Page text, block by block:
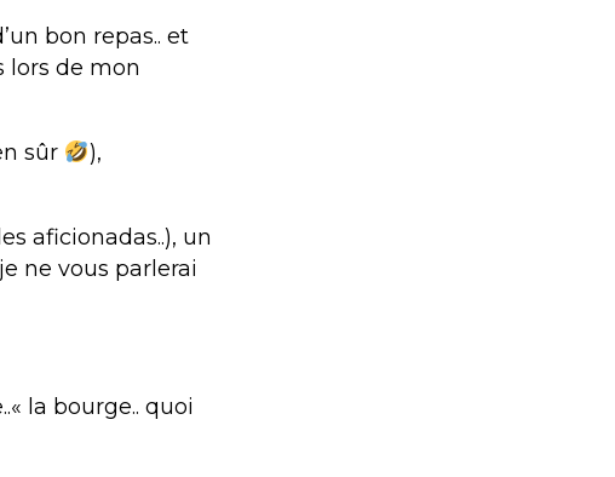
bon repas.. et
lors de mon
sûr
),
aficionadas..), un
ne vous parlerai
la bourge.. quoi